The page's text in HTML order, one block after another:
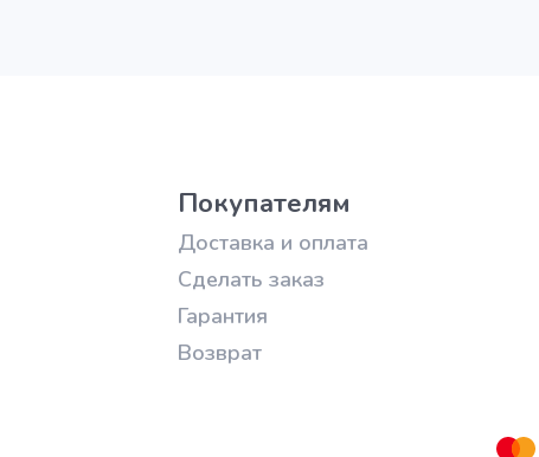
Покупателям
Доставка и оплата
Сделать заказ
Гарантия
Возврат